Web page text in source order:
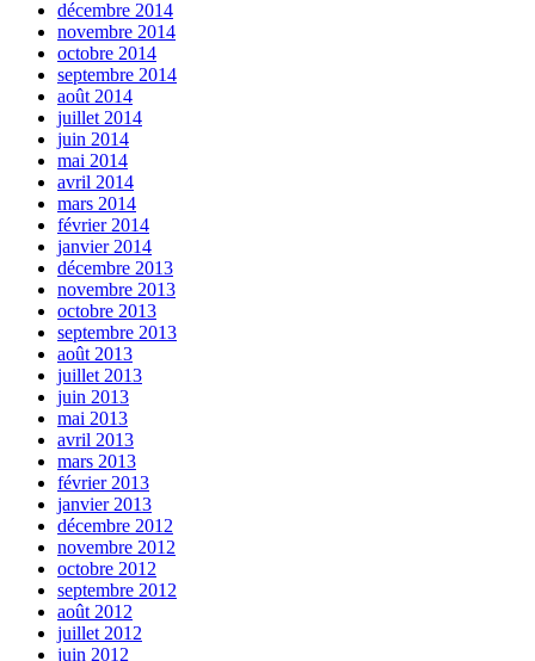
décembre 2014
novembre 2014
octobre 2014
septembre 2014
août 2014
juillet 2014
juin 2014
mai 2014
avril 2014
mars 2014
février 2014
janvier 2014
décembre 2013
novembre 2013
octobre 2013
septembre 2013
août 2013
juillet 2013
juin 2013
mai 2013
avril 2013
mars 2013
février 2013
janvier 2013
décembre 2012
novembre 2012
octobre 2012
septembre 2012
août 2012
juillet 2012
juin 2012